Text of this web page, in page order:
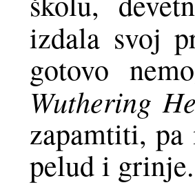
izdala svoj
gotovo
Wuthering
zapamtiti,
pelud i grinje.